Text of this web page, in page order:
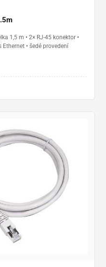
1,5 m • 2× RJ-45 konektor •
• šedé provedení